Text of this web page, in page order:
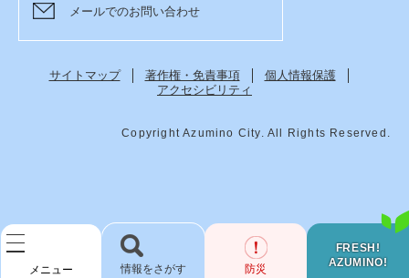
メニュー
FRESH!
AZUMINO!
検 防災
メールでのお問い合わせ
サイトマップ 著作権・免責事項
個人情報保護
アクセシビリティ
Copyright Azumino City. All Rights Reserved.